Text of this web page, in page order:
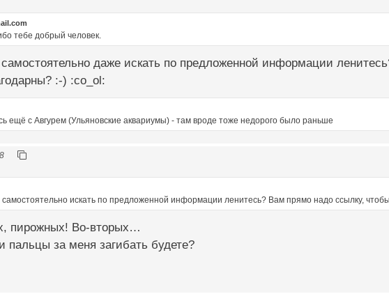
тебе добрый человек.
даже искать по предложенной информации
:-) :co_ol:
ещё с Авгурем (Ульяновские аквариумы) - там вроде тоже недорого было раньше
искать по предложенной информации ленитесь? Вам прямо надо ссылку,
пирожных! Во-вторых…
за меня загибать будете?